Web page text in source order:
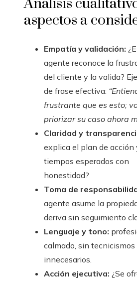
Análisis
aspectos a
Empatía y validación:
agente reconoce la
del cliente y la valida?
de frase efectiva:
frustrante que es esto;
priorizar su caso ahora
Claridad y
explica el plan de acción
tiempos esperados con
honestidad?
Toma de
agente asume la
deriva sin seguimiento
Lenguaje y tono:
calmado, sin tecnicismos
innecesarios.
Acción ejecutiva: ¿Se